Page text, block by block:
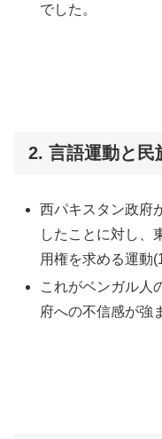
でした。
2. 言語運動と民
西パキスタン政府
したことに対し、
用権を求める運動
これがベンガル人
府への不信感が強